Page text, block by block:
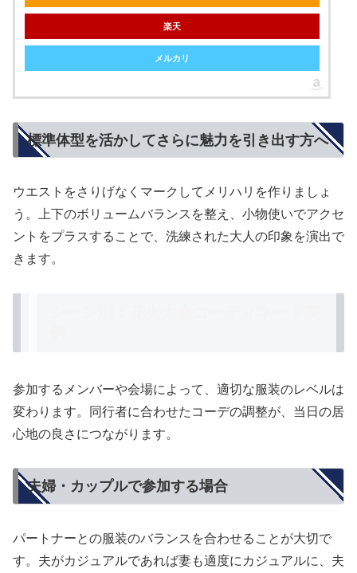
楽天
メルカリ
標準体型を活かしてさらに魅力を引き出す方へ
ウエストをさりげなくマークしてメリハリを作りましょ
う。上下のボリュームバランスを整え、小物使いでアクセ
ントをプラスすることで、洗練された大人の印象を演出で
きます。
参加するメンバーや会場によって、適切な服装のレベルは
変わります。同行者に合わせたコーデの調整が、当日の居
心地の良さにつながります。
夫婦・カップルで参加する場合
パートナーとの服装のバランスを合わせることが大切で
す。夫がカジュアルであれば妻も適度にカジュアルに、夫